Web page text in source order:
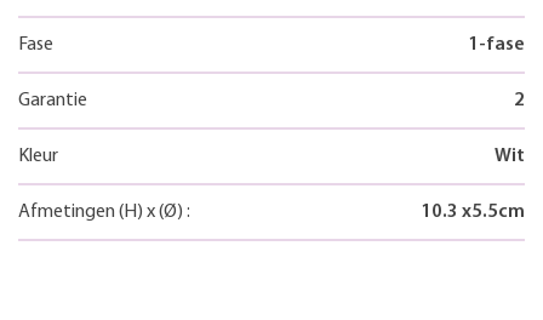
Fase 1-fase
Garantie 2
Kleur Wit
Afmetingen (H) x(Ø) : 10.3 x5.5cm